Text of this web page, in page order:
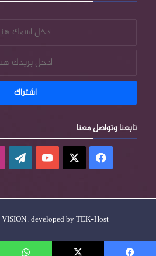
تابعنا وتواصل معنا
فيسبوك ‫YouTube
. developed byTEK-Host